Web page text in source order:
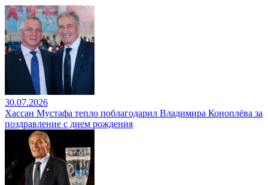
30.07.2026
Хассан Мустафа тепло поблагодарил Владимира Коноплёва за
поздравление с днем рождения